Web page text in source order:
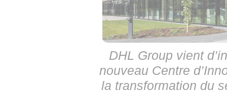
DHL Group vient
nouveau Centre
la transformation du